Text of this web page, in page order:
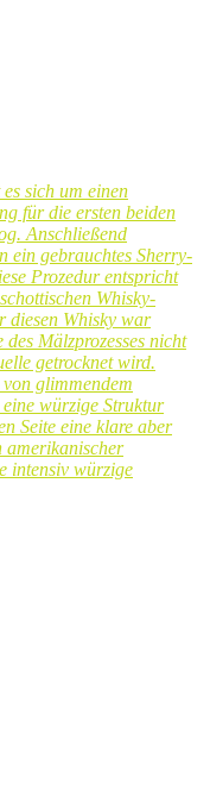
sich um einen
für die ersten beiden
Anschließend
ein gebrauchtes Sherry-
Prozedur entspricht
Whisky-
diesen Whisky war
Mälzprozesses nicht
getrocknet wird.
glimmendem
eine würzige Struktur
Seite eine klare aber
amerikanischer
intensiv würzige